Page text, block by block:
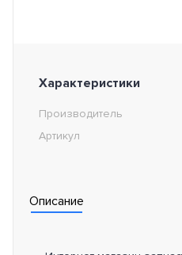
Характеристики
Производитель
Артикул
Описание